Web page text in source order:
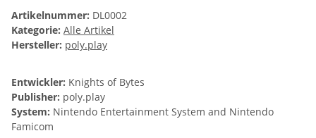
Artikelnummer: DL0002
Kategorie: Alle Artikel
Hersteller: poly.play
Entwickler: Knights of Bytes
Publisher: poly.play
System: Nintendo Entertainment System and Nintendo
Famicom